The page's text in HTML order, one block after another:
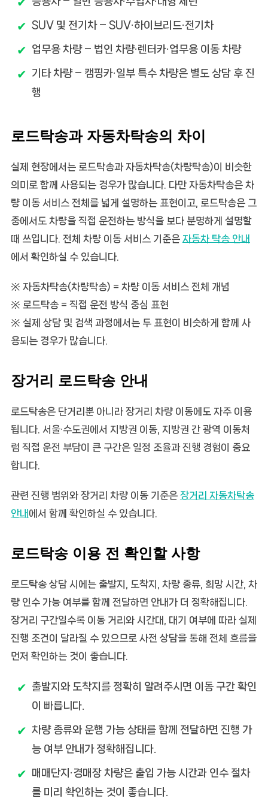
SUV 및 전기차 – SUV·하이브리드·전기차
업무용 차량 – 법인 차량·렌터카·업무용 이동 차량
기타 차량 – 캠핑카·일부 특수 차량은 별도 상담 후 진
행
로드탁송과 자동차탁송의 차이
실제 현장에서는 로드탁송과자동차탁송(차량탁송)이 비슷한
의미로 함께 사용되는 경우가 많습니다. 다만 자동차탁송은 차
량 이동 서비스 전체를 넓게 설명하는 표현이고, 로드탁송은 그
중에서도 차량을 직접 운전하는 방식을 보다 분명하게 설명할
때 쓰입니다. 전체 차량 이동 서비스 기준은 자동차 탁송 안내
에서 확인하실 수 있습니다.
※ 자동차탁송(차량탁송) = 차량 이동 서비스 전체 개념
※ 로드탁송 = 직접 운전 방식 중심 표현
※ 실제 상담 및 검색 과정에서는 두 표현이 비슷하게 함께 사
용되는 경우가 많습니다.
장거리 로드탁송 안내
로드탁송은 단거리뿐 아니라 장거리 차량 이동에도 자주 이용
됩니다. 서울·수도권에서 지방권 이동, 지방권 간 광역 이동처
럼 직접 운전 부담이 큰 구간은 일정 조율과 진행 경험이 중요
합니다.
관련 진행 범위와 장거리 차량 이동 기준은 장거리 자동차탁송
안내 에서 함께 확인하실 수 있습니다.
로드탁송 이용 전 확인할 사항
로드탁송 상담 시에는 출발지, 도착지, 차량 종류, 희망 시간, 차
량 인수 가능 여부를 함께 전달하면 안내가 더 정확해집니다.
장거리 구간일수록 이동 거리와 시간대, 대기 여부에 따라 실제
진행 조건이 달라질 수 있으므로 사전 상담을 통해 전체 흐름을
먼저 확인하는 것이 좋습니다.
출발지와 도착지를 정확히 알려주시면 이동 구간 확인
이 빠릅니다.
차량 종류와 운행 가능 상태를 함께 전달하면 진행 가
능 여부 안내가 정확해집니다.
매매단지·경매장 차량은 출입 가능 시간과 인수 절차
를 미리 확인하는 것이 좋습니다.